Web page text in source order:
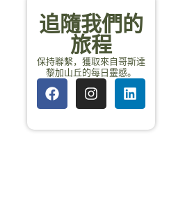
追隨我們的
旅程
保持聯繫，獲取來自哥斯達
黎加山丘的每日靈感。